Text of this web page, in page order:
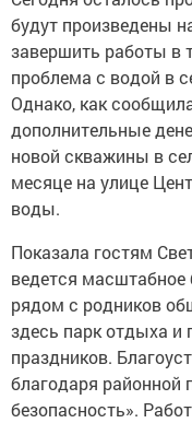
будут произведены
завершить работы в
проблема с водой в
Однако, как
дополнительные
новой скважины в
месяце на улице
воды.
Показала гостям
ведется масштабное
рядом с родников
здесь парк отдыха и
праздников.
благодаря районной
безопасность».